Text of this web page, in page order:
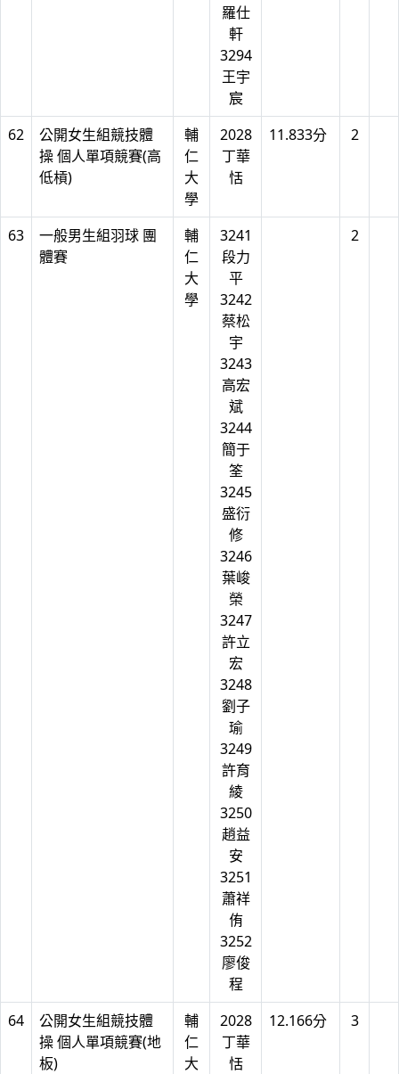
羅仕
軒
3294
王宇
宸
62
公開女生組競技體
操 個人單項競賽(高
低槓)
輔
仁
大
學
2028
丁華
恬
11.833分 2
63
一般男生組羽球 團
體賽
輔
仁
大
學
3241
段力
平
3242
蔡松
宇
3243
高宏
斌
3244
簡于
筌
3245
盛衍
修
3246
葉峻
榮
3247
許立
宏
3248
劉子
瑜
3249
許育
綾
3250
趙益
安
3251
蕭祥
侑
3252
廖俊
程
2
64
公開女生組競技體
操 個人單項競賽(地
板)
輔
仁
大
2028
丁華
恬
12.166分 3